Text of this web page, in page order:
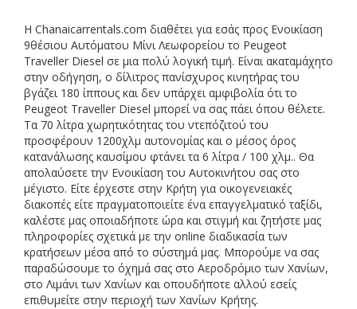
Η Chanaicarrentals.com διαθέτει για εσάς προς Ενοικίαση
9θέσιου Αυτόματου Μίνι Λεωφορείου το Peugeot
Traveller Diesel σε μια πολύ λογική τιμή. Είναι ακαταμάχητο
στην οδήγηση, ο δίλιτρος πανίσχυρος κινητήρας του
βγάζει 180 ίππους και δεν υπάρχει αμφιβολία ότι το
Peugeot Traveller Diesel μπορεί να σας πάει όπου θέλετε.
Τα 70 λίτρα χωρητικότητας του ντεπόζιτού του
προσφέρουν 1200χλμ αυτονομίας και ο μέσος όρος
κατανάλωσης καυσίμου φτάνει τα 6 λίτρα / 100 χλμ.. Θα
απολαύσετε την Ενοικίαση του Αυτοκινήτου σας στο
μέγιστο. Είτε έρχεστε στην Κρήτη για οικογενειακές
διακοπές είτε πραγματοποιείτε ένα επαγγελματικό ταξίδι,
καλέστε μας οποιαδήποτε ώρα και στιγμή και ζητήστε μας
πληροφορίες σχετικά με την online διαδικασία των
κρατήσεων μέσα από το σύστημά μας. Μπορούμε να σας
παραδώσουμε το όχημά σας στο Αεροδρόμιο των Χανίων,
στο Λιμάνι των Χανίων και οπουδήποτε αλλού εσείς
επιθυμείτε στην περιοχή των Χανίων Κρήτης.